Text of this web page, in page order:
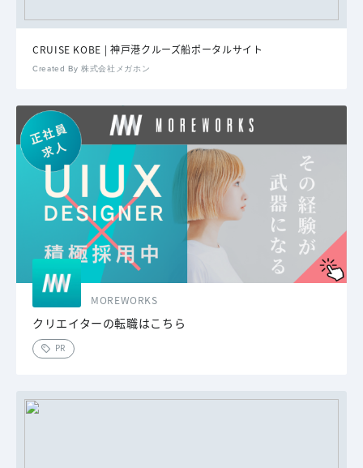
CRUISE KOBE | 神戸港クルーズ船ポータルサイト
Created By 株式会社メガホン
MOREWORKS
クリエイターの転職はこちら
PR